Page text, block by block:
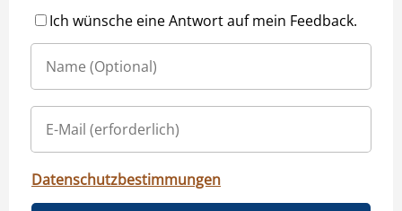
Ich wünsche eine Antwort auf mein Feedback.
Datenschutzbestimmungen